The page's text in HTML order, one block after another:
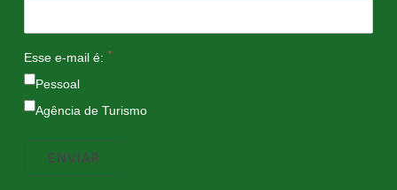
Esse e-mail é: *
Pessoal
Agência de Turismo